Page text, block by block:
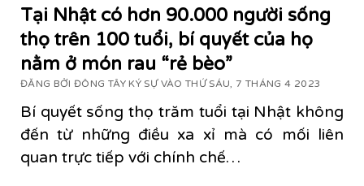
Tại Nhật có hơn 90.000 người sống
thọ trên 100 tuổi, bí quyết của họ
nằm ở món rau “rẻ bèo”
ĐĂNG BỞI ĐÔNG TÂY KÝ SỰ VÀO THỨ SÁU, 7 THÁNG 4 2023
Bí quyết sống thọ trăm tuổi tại Nhật không
đến từ những điều xa xỉ mà có mối liên
quan trực tiếp với chính chế…